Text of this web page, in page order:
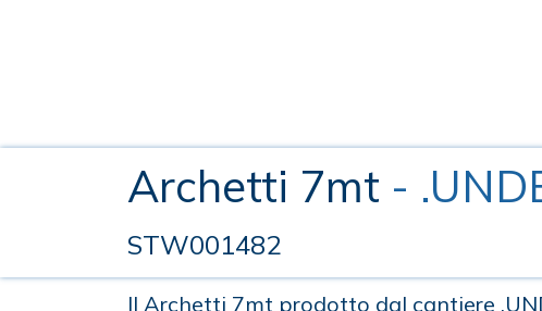
Archetti 7mt -
STW001482
Il Archetti 7mt prodotto dal cantiere